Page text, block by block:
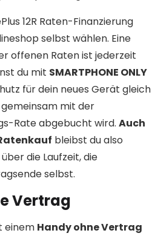
12R Raten-Finanzierung
selbst wählen. Eine
offenen Raten ist jederzeit
du mit SMARTPHONE ONLY
für dein neues Gerät gleich
mit der
Rate abgebucht wird. Auch
bleibst du also
die Laufzeit, die
selbst.
Vertrag
einem Handy ohne Vertrag